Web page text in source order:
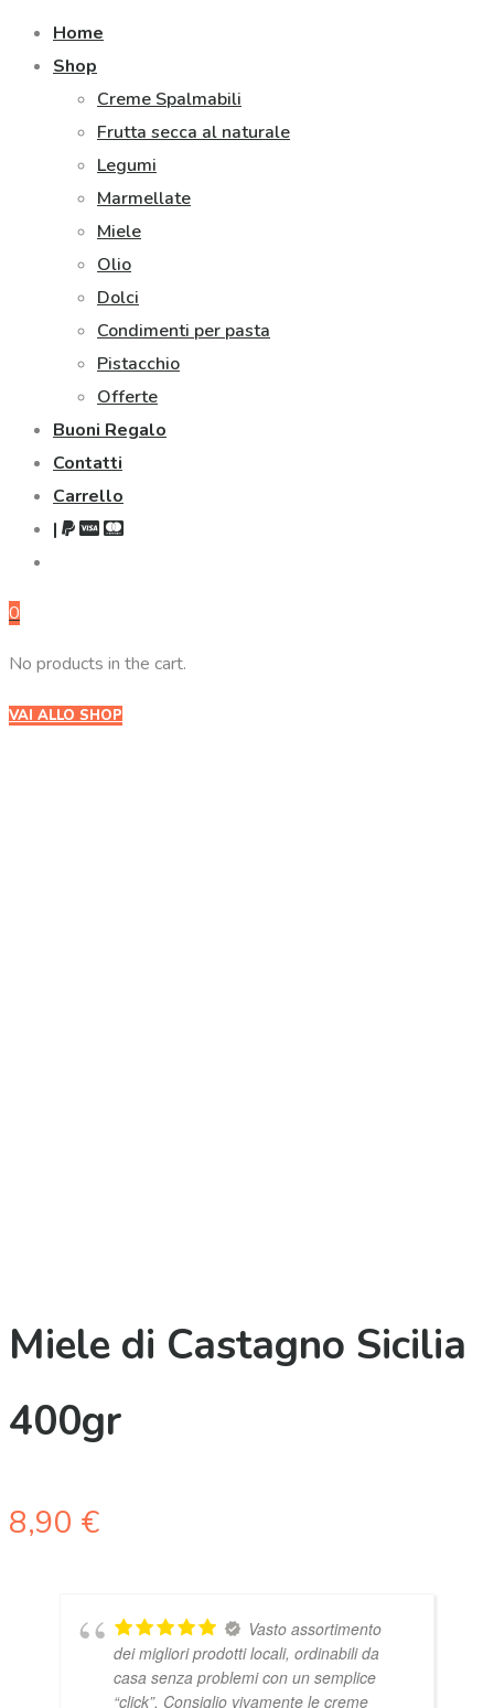
Home
Shop
Creme Spalmabili
Frutta secca al naturale
Legumi
Marmellate
Miele
Olio
Dolci
Condimenti per pasta
Pistacchio
Offerte
Buoni Regalo
Contatti
Carrello
|
0
No products in the cart.
VAI ALLO SHOP
Miele di Castagno Sicilia
400gr
8,90 €
Vasto assortimento
dei migliori prodotti locali, ordinabili da
casa senza problemi con un semplice
“click”. Consiglio vivamente le creme